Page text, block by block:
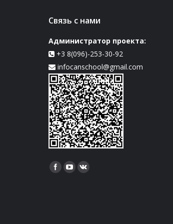
Связь с нами
Администратор проекта:
+3 8(096)-253-30-92
infocanschool@gmail.com
Найдите нас: